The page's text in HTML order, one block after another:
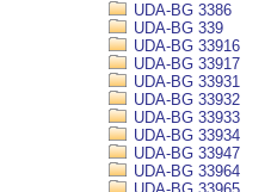
UDA-BG 3386
UDA-BG 339
UDA-BG 33916
UDA-BG 33917
UDA-BG 33931
UDA-BG 33932
UDA-BG 33933
UDA-BG 33934
UDA-BG 33947
UDA-BG 33964